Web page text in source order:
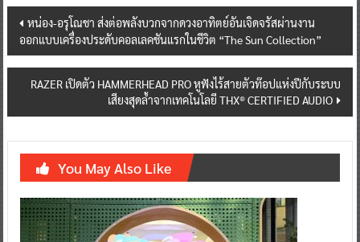
Post
navigation
หน่อง-อรุโณชา ส่งต่อพลังบวกจากดวงอาทิตย์อันเจิดจรัสผ่านงาน
ออกแบบเครื่องประดับคอลเลคชันแรกในชีวิต “The Sun Collection”
RAZER เปิดตัว HAMMERHEAD PRO หูฟังไร้สายตัวท๊อปแห่งปีกับระบบ
เสียงสุดล้ำจากเทคโนโลยี THX® CERTIFIED AUDIO
You May Also Like